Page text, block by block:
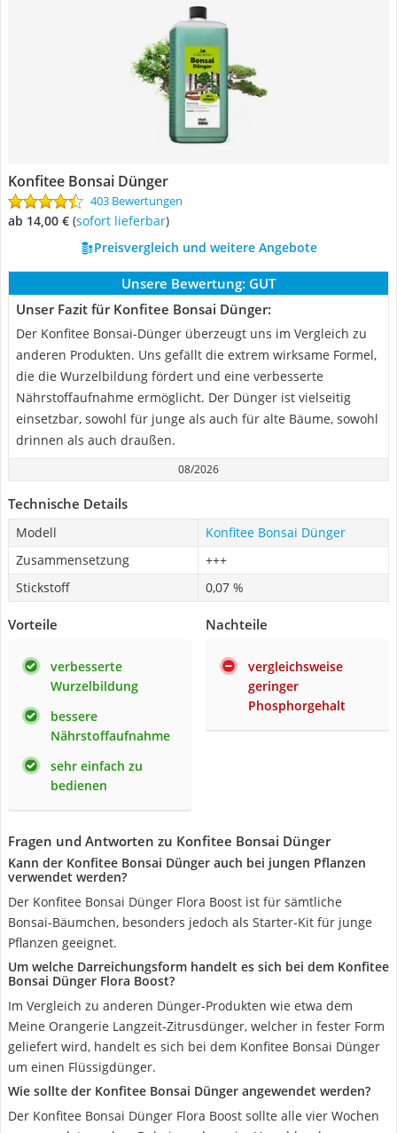
Konfitee Bonsai Dünger
403 Bewertungen
ab 14,00 € ( Sofort lieferbar)
Preisvergleich und weitere Angebote
Unsere Bewertung: GUT
Unser Fazit für Konfitee Bonsai Dünger:
Der Konfitee Bonsai-Dünger überzeugt uns im Vergleich zu
anderen Produkten. Uns gefällt die extrem wirksame Formel,
die die Wurzelbildung fördert und eine verbesserte
Nährstoffaufnahme ermöglicht. Der Dünger ist vielseitig
einsetzbar, sowohl für junge als auch für alte Bäume, sowohl
drinnen als auch draußen.
08/2026
Technische Details
Modell
Konfitee Bonsai Dünger
Zusammensetzung
+++
Stickstoff
0,07 %
Vorteile
verbesserte
Wurzelbildung
bessere
Nährstoffaufnahme
sehr einfach zu
bedienen
Nachteile
vergleichsweise
geringer
Phosphorgehalt
Fragen und Antworten zu Konfitee Bonsai Dünger
Kann der Konfitee Bonsai Dünger auch bei jungen Pflanzen
verwendet werden?
Der Konfitee Bonsai Dünger Flora Boost ist für sämtliche
Bonsai-Bäumchen, besonders jedoch als Starter-Kit für junge
Pflanzen geeignet.
Um welche Darreichungsform handelt es sich bei dem Konfitee
Bonsai Dünger Flora Boost?
Im Vergleich zu anderen Dünger-Produkten wie etwa dem
Meine Orangerie Langzeit-Zitrusdünger, welcher in fester Form
geliefert wird, handelt es sich bei dem Konfitee Bonsai Dünger
um einen Flüssigdünger.
Wie sollte der Konfitee Bonsai Dünger angewendet werden?
Der Konfitee Bonsai Dünger Flora Boost sollte alle vier Wochen